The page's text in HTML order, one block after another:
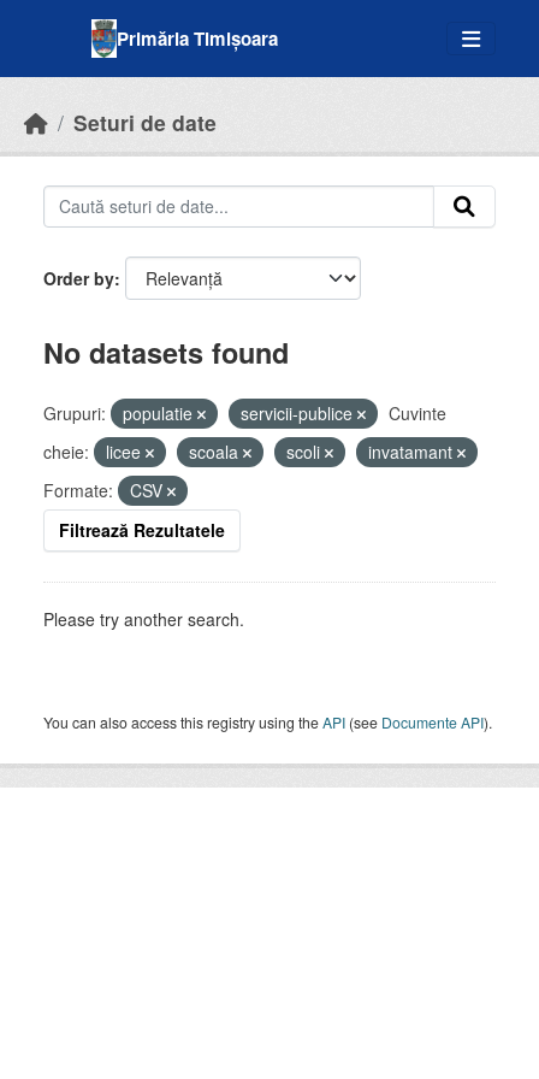
Primăria Timișoara
Seturi de date
Order by
No datasets found
Grupuri: populatie servicii-publice
Cuvinte
cheie:
licee scoala scoli
invatamant
Formate:
CSV
Filtrează Rezultatele
Please try another search.
You can also access this registry using theAPI (see Documente API).